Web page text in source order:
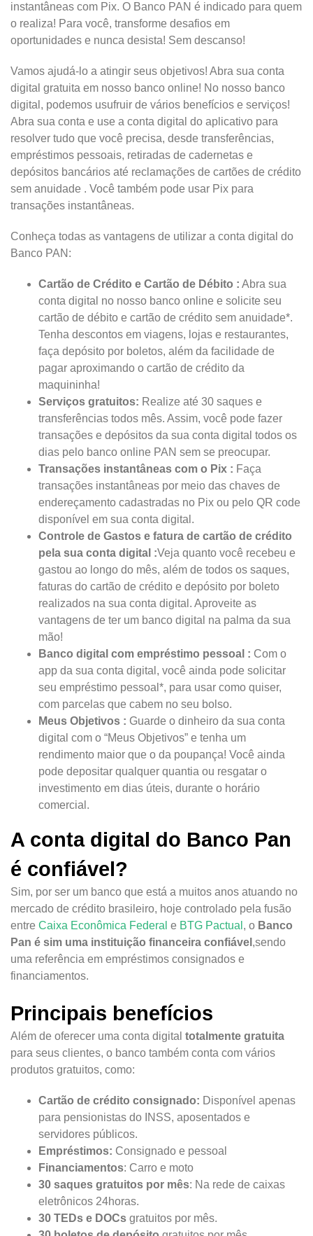
instantâneas com Pix. O Banco PAN é indicado para quem
o realiza! Para você, transforme desafios em
oportunidades e nunca desista! Sem descanso!
Vamos ajudá-lo a atingir seus objetivos! Abra sua conta
digital gratuita em nosso banco online! No nosso banco
digital, podemos usufruir de vários benefícios e serviços!
Abra sua conta e use a conta digital do aplicativo para
resolver tudo que você precisa, desde transferências,
empréstimos pessoais, retiradas de cadernetas e
depósitos bancários até reclamações de cartões de crédito
sem anuidade . Você também pode usar Pix para
transações instantâneas.
Conheça todas as vantagens de utilizar a conta digital do
Banco PAN:
Cartão de Crédito e Cartão de Débito : Abra sua
conta digital no nosso banco online e solicite seu
cartão de débito e cartão de crédito sem anuidade*.
Tenha descontos em viagens, lojas e restaurantes,
faça depósito por boletos, além da facilidade de
pagar aproximando o cartão de crédito da
maquininha!
Serviços gratuitos: Realize até 30 saques e
transferências todos mês. Assim, você pode fazer
transações e depósitos da sua conta digital todos os
dias pelo banco online PAN sem se preocupar.
Transações instantâneas com o Pix : Faça
transações instantâneas por meio das chaves de
endereçamento cadastradas no Pix ou pelo QR code
disponível em sua conta digital.
Controle de Gastos e fatura de cartão de crédito
pela sua conta digital :Veja quanto você recebeu e
gastou ao longo do mês, além de todos os saques,
faturas do cartão de crédito e depósito por boleto
realizados na sua conta digital. Aproveite as
vantagens de ter um banco digital na palma da sua
mão!
Banco digital com empréstimo pessoal : Com o
app da sua conta digital, você ainda pode solicitar
seu empréstimo pessoal*, para usar como quiser,
com parcelas que cabem no seu bolso.
Meus Objetivos : Guarde o dinheiro da sua conta
digital com o “Meus Objetivos” e tenha um
rendimento maior que o da poupança! Você ainda
pode depositar qualquer quantia ou resgatar o
investimento em dias úteis, durante o horário
comercial.
A conta digital do Banco Pan
é confiável?
Sim, por ser um banco que está a muitos anos atuando no
mercado de crédito brasileiro, hoje controlado pela fusão
entre Caixa Econômica Federal e BTG Pactual , o Banco
Pan é sim uma instituição financeira confiável ,sendo
uma referência em empréstimos consignados e
financiamentos.
Principais benefícios
Além de oferecer uma conta digital totalmente gratuita
para seus clientes, o banco também conta com vários
produtos gratuitos, como:
Cartão de crédito consignado: Disponível apenas
para pensionistas do INSS, aposentados e
servidores públicos.
Empréstimos: Consignado e pessoal
Financiamentos: Carro e moto
30 saques gratuitos por mês: Na rede de caixas
eletrônicos 24horas.
30 TEDs e DOCs gratuitos por mês.